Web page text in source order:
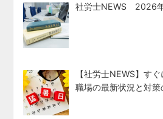
社労士NEWS 2026
【社労士NEWS】す
職場の最新状況と対策